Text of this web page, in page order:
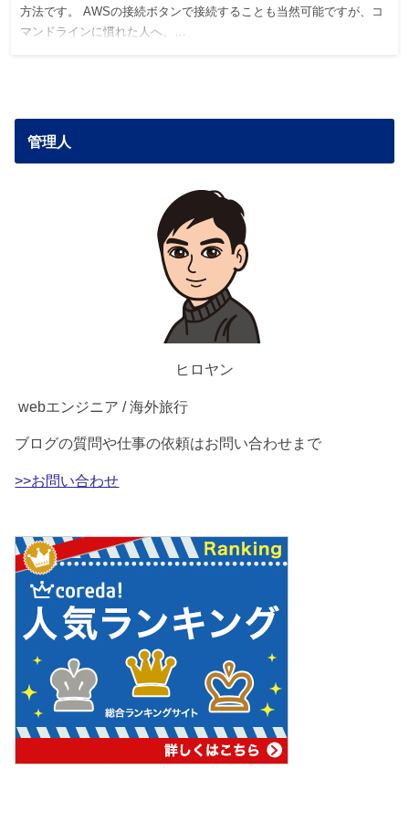
方法です。 AWSの接続ボタンで接続することも当然可能ですが、コ
マンドラインに慣れた人へ、…
管理人
ヒロヤン
webエンジニア / 海外旅行
ブログの質問や仕事の依頼はお問い合わせまで
>>お問い合わせ